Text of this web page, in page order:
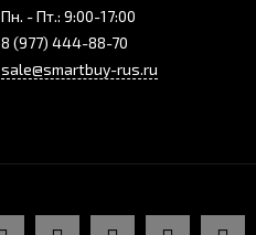
Пн. - Пт.: 9:00-17:00
8 (977) 444-88-70
sale@smartbuy-rus.ru